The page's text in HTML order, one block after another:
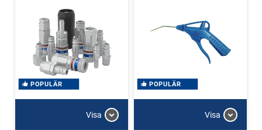
POPULÄR
Visa
POPULÄR
Visa